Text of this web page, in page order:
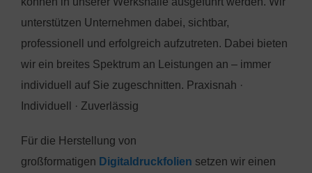
unterstützen Unternehmen dabei, sichtbar,
professionell und erfolgreich aufzutreten. Dabei bieten
wir ein breites Spektrum an Leistungen an – immer
individuell auf Sie zugeschnitten. Praxisnah ·
Individuell · Zuverlässig
Für die Herstellung von
großformatigen Digitaldruckfolien setzen wir einen